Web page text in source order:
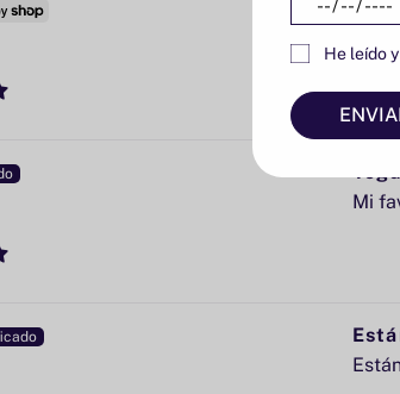
Me
Mi
He leído